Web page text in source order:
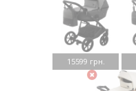
15599 грн.